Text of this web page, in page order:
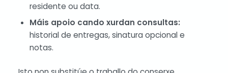
residente ou data.
Máis apoio cando xurdan consultas:
historial de entregas, sinatura opcional e
notas.